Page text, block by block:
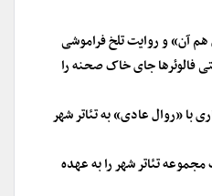
آن» و روایت تلخ فراموشی
جای خاک صحنه را
با «روال عادی» به تئاتر شهر
تئاتر شهر را به عهده